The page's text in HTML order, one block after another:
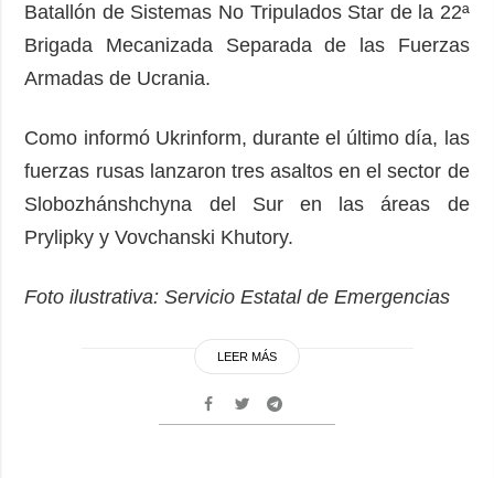
Batallón de Sistemas No Tripulados Star de la 22ª
Brigada Mecanizada Separada de las Fuerzas
Armadas de Ucrania.
Como informó Ukrinform, durante el último día, las
fuerzas rusas lanzaron tres asaltos en el sector de
Slobozhánshchyna del Sur en las áreas de
Prylipky y Vovchanski Khutory.
Foto ilustrativa: Servicio Estatal de Emergencias
LEER MÁS